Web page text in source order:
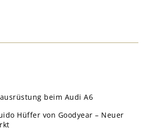
beim Audi A6
Hüffer von Goodyear – Neuer